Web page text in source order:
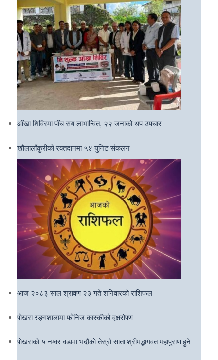
आँखा शिविरमा पाँच सय लाभान्वित, २२ जनाको थप उपचार
खौलालाँकुरीको रक्तदानमा ५४ युनिट संकलन
आज २०८३ साल श्रावण २३ गते शनिवारको राशिफल
पोखरा रङ्गशालामा फोनिज कास्कीको वृक्षरोपण
पोखराको ५ नम्वर वडामा भदौंको तेस्रो साता श्रीमद्भागवत महापुराण हुने